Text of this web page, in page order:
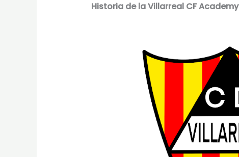
Historia de la Villarreal CF Academy